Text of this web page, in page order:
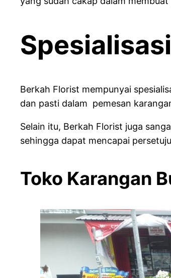
Berkah Florist mempunyai
dan pasti dalam pemesan
Selain itu, Berkah Florist juga
sehingga dapat mencapai
Toko Karangan